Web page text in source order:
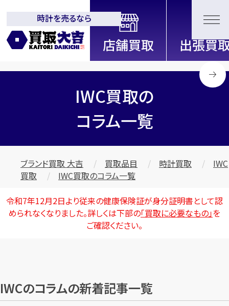
全国2200店舗以上展開中！
信頼と実績の買取専門店「買取大
吉」
時計を売るなら
IWC買取の
コラム一覧
ブランド買取 大吉 買取品目 時計買取
IWC
買取
IWC買取のコラム一覧
令和7年12月2日より従来の健康保険証が身分証明書として認
められなくなりました。詳しくは下部の「買取に必要なもの」を
ご確認ください。
IWCのコラムの新着記事一覧